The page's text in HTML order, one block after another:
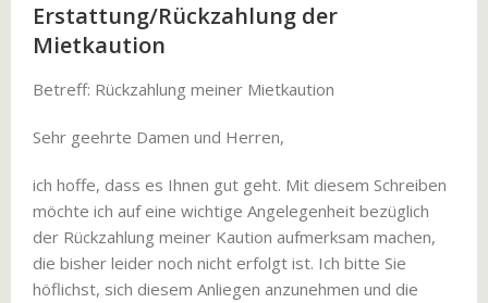
Erstattung/Rückzahlung der
Mietkaution
Betreff: Rückzahlung meiner Mietkaution
Sehr geehrte Damen und Herren,
ich hoffe, dass es Ihnen gut geht. Mit diesem Schreiben
möchte ich auf eine wichtige Angelegenheit bezüglich
der Rückzahlung meiner Kaution aufmerksam machen,
die bisher leider noch nicht erfolgt ist. Ich bitte Sie
höflichst, sich diesem Anliegen anzunehmen und die